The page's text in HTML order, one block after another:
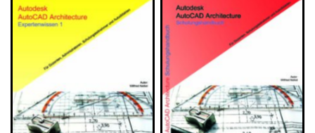
AutoCAD Architecture-
Expertenwissen
AutoCAD Architecture-
Schulungshandbuch